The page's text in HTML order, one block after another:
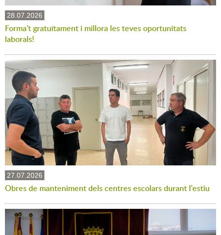
28.07.2026
Forma't gratuïtament i millora les teves oportunitats
laborals!
27.07.2026
Obres de manteniment dels centres escolars durant l'estiu